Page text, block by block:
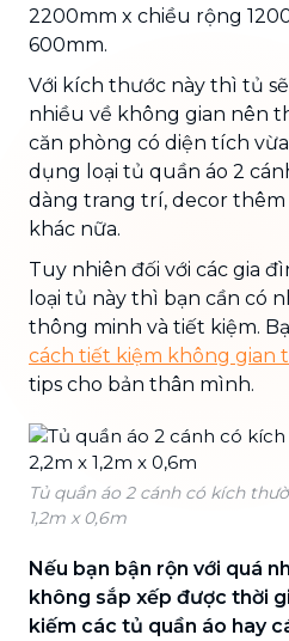
2200mm x chiều rộng
600mm.
Với kích thước này thì tủ
nhiều về không gian nên
căn phòng có diện tích
dụng loại tủ quần áo 2
dàng trang trí, decor
khác nữa.
Tuy nhiên đối với các gia
loại tủ này thì bạn cần có
thông minh và tiết kiệm.
cách tiết kiệm không gian
tips cho bản thân mình.
Tủ quần áo 2 cánh có kích
1,2m x 0,6m
Nếu bạn bận rộn với quá
không sắp xếp được thời
kiếm các tủ quần áo hay